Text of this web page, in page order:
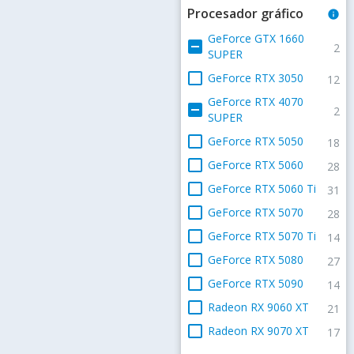
Procesador gráfico info
indeterminate_check_box GeForce GTX 1660
SUPER
2
check_box_outline_blank GeForce RTX 3050 12
indeterminate_check_box GeForce RTX 4070
SUPER
2
check_box_outline_blank GeForce RTX 5050 18
check_box_outline_blank GeForce RTX 5060 28
check_box_outline_blank GeForce RTX 5060 Ti 31
check_box_outline_blank GeForce RTX 5070 28
check_box_outline_blank GeForce RTX 5070 Ti 14
check_box_outline_blank GeForce RTX 5080 27
check_box_outline_blank GeForce RTX 5090 14
check_box_outline_blank Radeon RX 9060 XT 21
check_box_outline_blank Radeon RX 9070 XT 17